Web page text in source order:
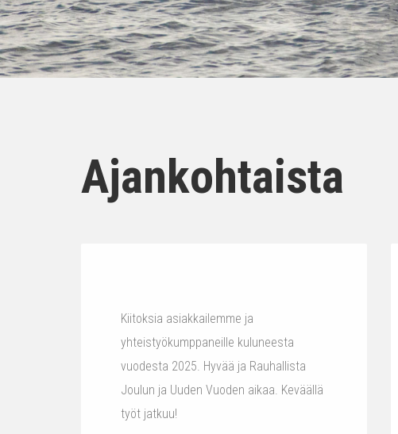
Ajankohtaista
Kiitoksia asiakkailemme ja
yhteistyökumppaneille kuluneesta
vuodesta 2025. Hyvää ja Rauhallista
Joulun ja Uuden Vuoden aikaa. Keväällä
työt jatkuu!